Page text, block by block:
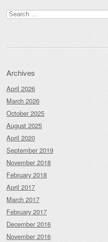
Search
for:
Archives
April 2026
March 2026
October 2025
August 2025
April 2020
September 2019
November 2018
February 2018
April 2017
March 2017
February 2017
December 2016
November 2016